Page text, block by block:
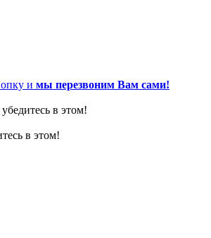
и мы перезвоним Вам сами!
в этом!
в этом!